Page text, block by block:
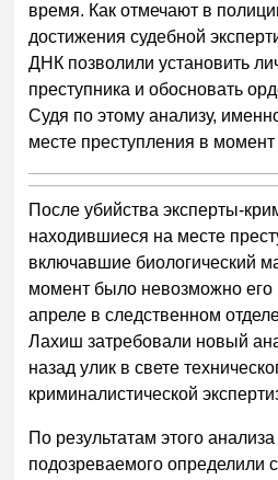
время. Как отмечают в
достижения судебной
ДНК позволили установить
преступника и обосновать
Судя по этому анализу,
месте преступления в
После убийства эксперты-
находившиеся на месте
включавшие биологический
момент было невозможно
апреле в следственном
Лахиш затребовали новый
назад улик в свете
криминалистической
По результатам этого
подозреваемого определили